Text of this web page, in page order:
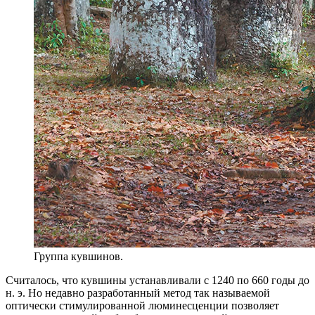
Группа кувшинов.
Считалось, что кувшины устанавливали с 1240 по 660 годы до
н. э. Но недавно разработанный метод так называемой
оптически стимулированной люминесценции позволяет